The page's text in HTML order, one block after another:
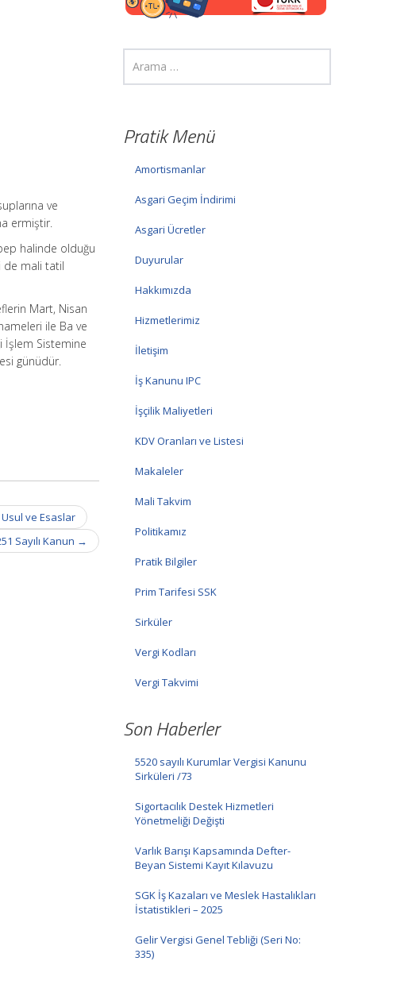
ve
ermiştir.
halinde olduğu
de mali tatil
Mart, Nisan
ile Ba ve
İşlem Sistemine
günüdür.
Usul ve Esaslar
Sayılı Kanun →
Pratik Menü
Amortismanlar
Asgari Geçim İndirimi
Asgari Ücretler
Duyurular
Hakkımızda
Hizmetlerimiz
İletişim
İş Kanunu IPC
İşçilik Maliyetleri
KDV Oranları ve Listesi
Makaleler
Mali Takvim
Politikamız
Pratik Bilgiler
Prim Tarifesi SSK
Sirküler
Vergi Kodları
Vergi Takvimi
Son Haberler
5520 sayılı Kurumlar Vergisi Kanunu
Sirküleri /73
Sigortacılık Destek Hizmetleri
Yönetmeliği Değişti
Varlık Barışı Kapsamında Defter-
Beyan Sistemi Kayıt Kılavuzu
SGK İş Kazaları ve Meslek Hastalıkları
İstatistikleri – 2025
Gelir Vergisi Genel Tebliği (Seri No:
335)